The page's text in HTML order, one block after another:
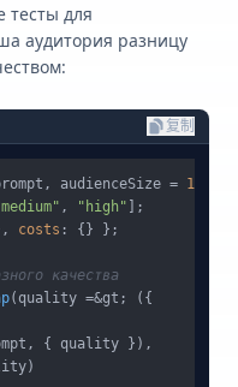
тесты для
аудитория разницу
复制
audienceSize = 100
, "high" ];
costs : {} };
качества
(quality =&gt; ({
{ quality }),